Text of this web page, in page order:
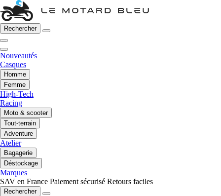
Rechercher
Nouveautés
Casques
Homme
Femme
High-Tech
Racing
Moto & scooter
Tout-terrain
Adventure
Atelier
Bagagerie
Déstockage
Marques
SAV en France Paiement sécurisé Retours faciles
Rechercher